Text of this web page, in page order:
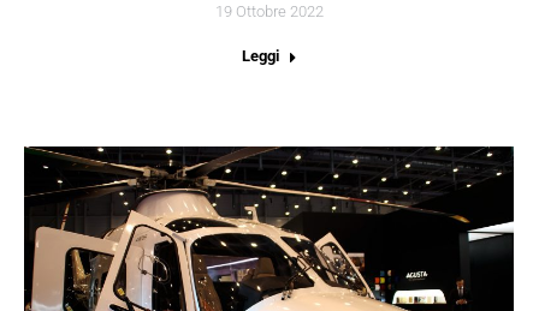
19 Ottobre 2022
Leggi